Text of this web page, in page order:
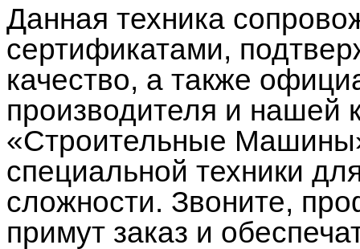
Данная техника
сертификатами,
качество, а также
производителя и нашей
«Строительные
специальной техники
сложности. Звоните,
примут заказ и